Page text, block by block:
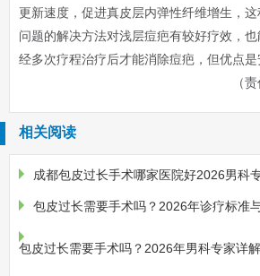
更新速度，促进真皮层内弹性纤维增生，
问题的解决方法对浅层痘疤有较好疗效，
经多次疗程治疗后才能消除痘疤，但优点是
（
相关阅读
成都包皮过长手术哪家医院好2026男科
包皮过长需要手术吗？2026年诊疗标准
包皮过长需要手术吗？2026年男科专家详